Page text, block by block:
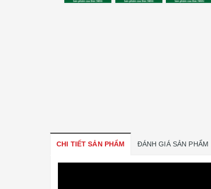
CHI TIẾT SẢN PHẨM ĐÁNH GIÁ SẢN PHẨM